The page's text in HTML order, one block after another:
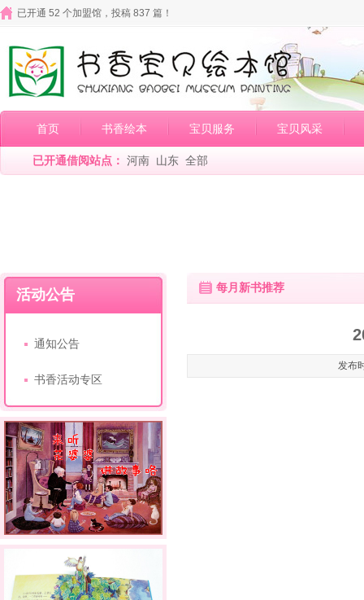
已开通 52 个加盟馆，投稿 837 篇！
首页 书香绘本 宝贝服务 宝贝风采
已开通借阅站点： 河南 山东 全部
活动公告
通知公告
书香活动专区
每月新书推荐
发布